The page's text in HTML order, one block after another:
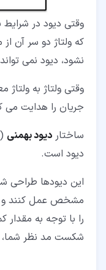
وقتی دیود در
که ولتاژ دو سر آن
نشود، دیود نمی
وقتی ولتاژ به
جریان را هدایت می
ساختار دیود بهمنی
دیود است.
این دیودها طراحی
مشخص عمل کنند و
را با توجه به مقدار
شکست مد نظر شما،